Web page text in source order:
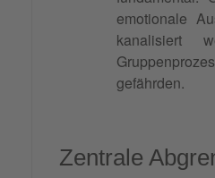
emotionale
kanalisiert
gefährden.
Zentrale